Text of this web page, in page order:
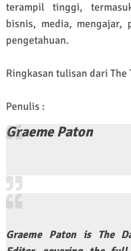
terampil tinggi,
bisnis, media, mengajar,
pengetahuan.
Ringkasan tulisan dari The
Penulis :
Graeme Paton
Graeme Paton is The